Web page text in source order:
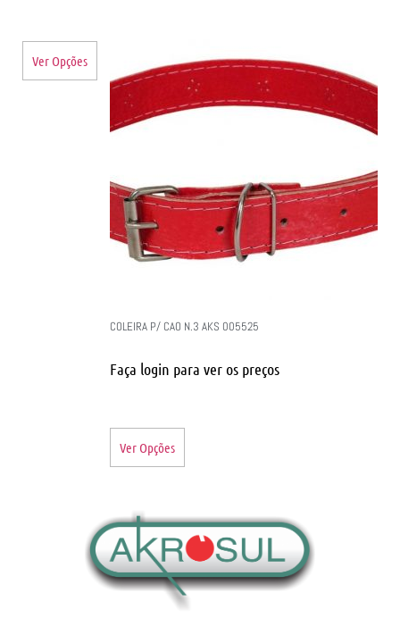
Ver Opções
COLEIRA P/ CAO N.3 AKS 005525
Faça login para ver os preços
Ver Opções